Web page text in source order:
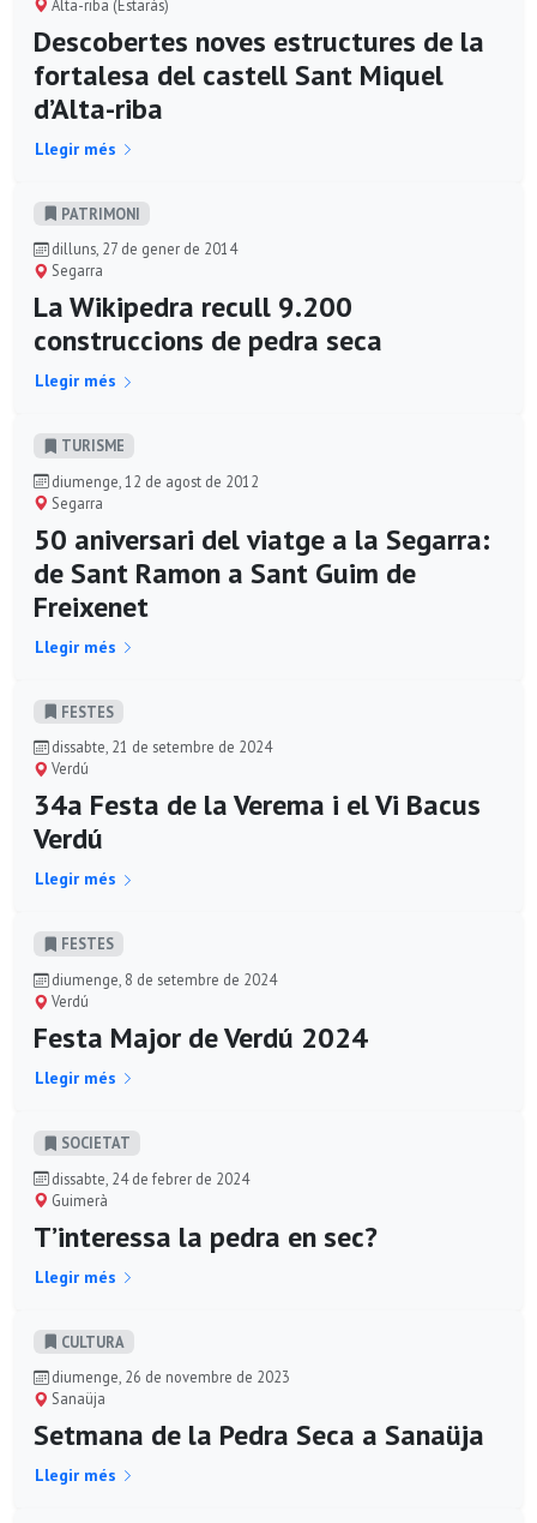
Alta-riba (Estaràs)
Descobertes noves estructures de la
fortalesa del castell Sant Miquel
d’Alta-riba
Llegir més
PATRIMONI
dilluns, 27 de gener de 2014
Segarra
La Wikipedra recull 9.200
construccions de pedra seca
Llegir més
TURISME
diumenge, 12 de agost de 2012
Segarra
50 aniversari del viatge a la Segarra:
de Sant Ramon a Sant Guim de
Freixenet
Llegir més
FESTES
dissabte, 21 de setembre de 2024
Verdú
34a Festa de la Verema i el Vi Bacus
Verdú
Llegir més
FESTES
diumenge, 8 de setembre de 2024
Verdú
Festa Major de Verdú 2024
Llegir més
SOCIETAT
dissabte, 24 de febrer de 2024
Guimerà
T’interessa la pedra en sec?
Llegir més
CULTURA
diumenge, 26 de novembre de 2023
Sanaüja
Setmana de la Pedra Seca a Sanaüja
Llegir més